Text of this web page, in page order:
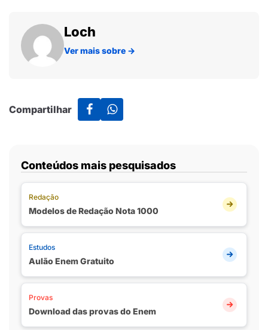
Loch
Ver mais sobre →
Compartilhar
Conteúdos mais pesquisados
Redação
Modelos de Redação Nota 1000
Estudos
Aulão Enem Gratuito
Provas
Download das provas do Enem